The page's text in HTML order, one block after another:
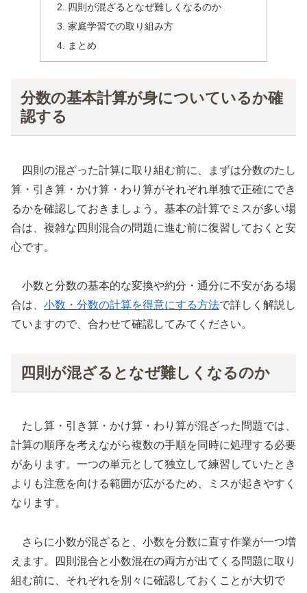
四則が混ざるとなぜ難しくなるのか
家庭学習での取り組み方
まとめ
分数の基本計算が身についているか確
認する
四則の混ざった計算に取り組む前に、まずは分数のたし
算・引き算・かけ算・わり算がそれぞれ単独で正確にでき
るかを確認しておきましょう。基本の計算でミスが多い場
合は、複雑な四則混合の問題に進む前に復習しておくと安
心です。
小数と分数の基本的な変換や約分・通分に不安がある場
合は、 小数・分数の計算を得意にする方法で詳しく解説し
ていますので、合わせて確認してみてください。
四則が混ざるとなぜ難しくなるのか
たし算・引き算・かけ算・わり算が混ざった問題では、
計算の順序を考えながら複数の手順を同時に処理する必要
があります。一つの単元として独立して練習していたとき
よりも注意を向ける範囲が広がるため、ミスが起きやすく
なります。
さらに小数が混ざると、小数を分数に直す作業が一つ増
えます。四則混合と小数混在の両方が出てくる問題に取り
組む前に、それぞれを別々に確認しておくことが大切で